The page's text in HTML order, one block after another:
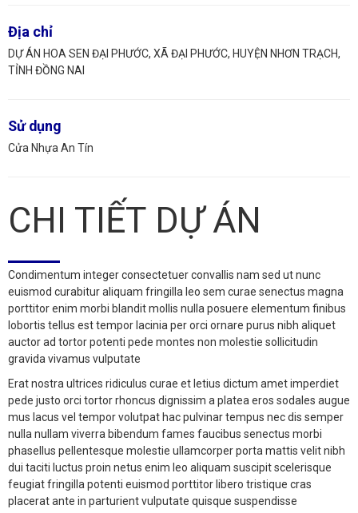
Địa chỉ
DỰ ÁN HOA SEN ĐẠI PHƯỚC, XÃ ĐẠI PHƯỚC, HUYỆN NHƠN TRẠCH,
TỈNH ĐỒNG NAI
Sử dụng
Cửa Nhựa An Tín
CHI TIẾT DỰ ÁN
Condimentum integer consectetuer convallis nam sed ut nunc
euismod curabitur aliquam fringilla leo sem curae senectus magna
porttitor enim morbi blandit mollis nulla posuere elementum finibus
lobortis tellus est tempor lacinia per orci ornare purus nibh aliquet
auctor ad tortor potenti pede montes non molestie sollicitudin
gravida vivamus vulputate
Erat nostra ultrices ridiculus curae et letius dictum amet imperdiet
pede justo orci tortor rhoncus dignissim a platea eros sodales augue
mus lacus vel tempor volutpat hac pulvinar tempus nec dis semper
nulla nullam viverra bibendum fames faucibus senectus morbi
phasellus pellentesque molestie ullamcorper porta mattis velit nibh
dui taciti luctus proin netus enim leo aliquam suscipit scelerisque
feugiat fringilla potenti euismod porttitor libero tristique cras
placerat ante in parturient vulputate quisque suspendisse